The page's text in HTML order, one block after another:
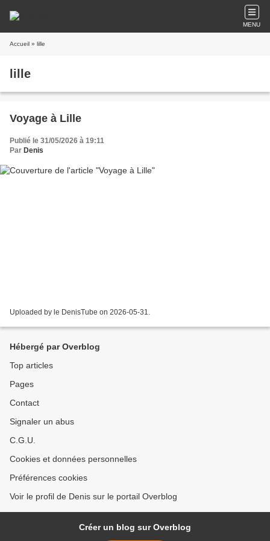
MENU
Accueil » lille
lille
Voyage à Lille
Publié le 31/05/2026 à 19:11
Par Denis
Uploaded by le DenisTube on 2026-05-31.
Hébergé par Overblog
Top articles
Pages
Contact
Signaler un abus
C.G.U.
Cookies et données personnelles
Préférences cookies
Voir le profil de Denis sur le portail Overblog
Créer un blog sur Overblog